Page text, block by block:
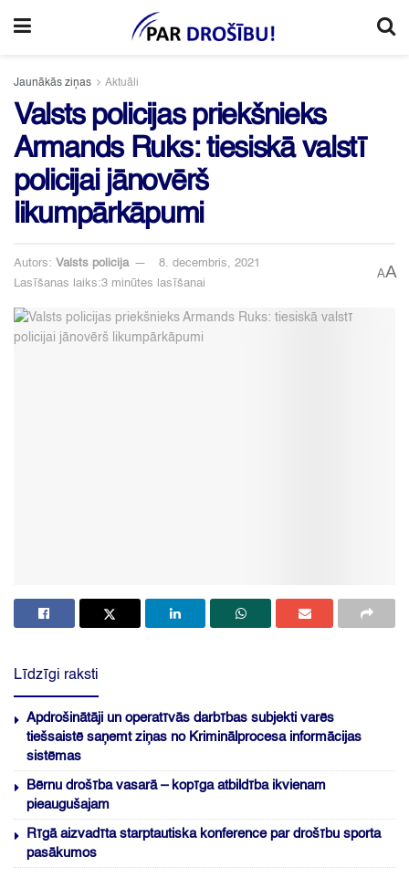
Jaunākās ziņas Aktuāli
Valsts policijas priekšnieks
Armands Ruks: tiesiskā valstī
policijai jānovērš
likumpārkāpumi
Autors: Valsts policija
8. decembris, 2021
Lasīšanas laiks:3 minūtes lasīšanai
AA
Līdzīgi raksti
Apdrošinātāji un operatīvās darbības subjekti varēs
tiešsaistē saņemt ziņas no Kriminālprocesa informācijas
sistēmas
Bērnu drošība vasarā – kopīga atbildība ikvienam
pieaugušajam
Rīgā aizvadīta starptautiska konference par drošību sporta
pasākumos